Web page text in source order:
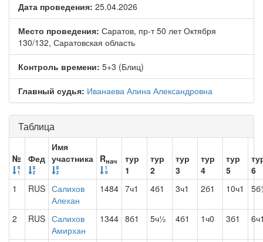
Дата проведения: 25.04.2026
Место проведения: Саратов, пр-т 50 лет Октября
130/132, Саратовская область
Контроль времени: 5+3 (Блиц)
Главный судья: Иванаева Алина Александровна
Таблица
№ Фед
Имя
участника Rнач
тур
1
тур
2
тур
3
тур
4
тур
5
6
1
RUS Салихов
Алехан
1484 7ч1 4б1 3ч1 2б1 10ч1
2 RUS Салихов
Амирхан
1344 8б1 5ч½ 4б1 1ч0 3б1